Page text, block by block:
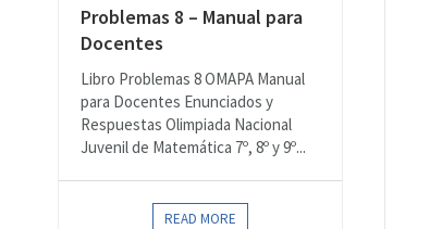
Problemas 8 – Manual para
Docentes
Libro Problemas 8 OMAPA Manual
para Docentes Enunciados y
Respuestas Olimpiada Nacional
Juvenil de Matemática 7º, 8º y 9º...
READ MORE